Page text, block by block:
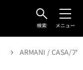
検索 メニュー
ARMANI / CASA/ア